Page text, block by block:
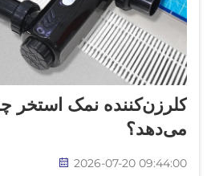
کلرزن‌کننده نمک استخر
می‌دهد؟
2026-07-20 09:44:00